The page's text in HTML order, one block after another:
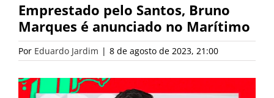
Emprestado pelo Santos, Bruno
Marques é anunciado no Marítimo
Por Eduardo Jardim | 8 de agosto de 2023, 21:00